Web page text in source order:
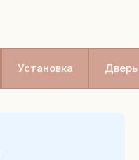
Установка Дверь